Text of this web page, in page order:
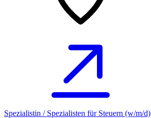
Spezialistin / Spezialisten für Steuern (w/m/d)